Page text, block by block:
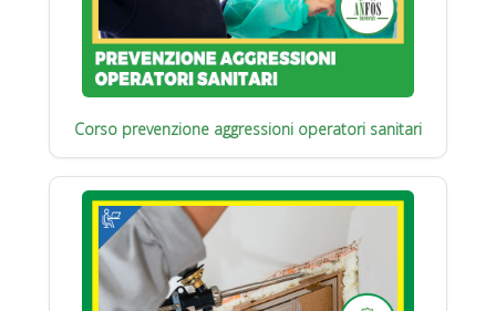
Corso prevenzione aggressioni operatori sanitari